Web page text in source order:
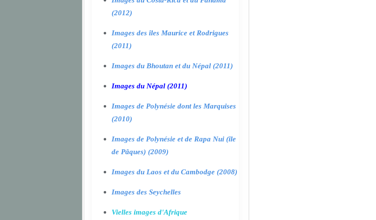
(2012)
Images des îles Maurice et Rodrigues
(2011)
Images du Bhoutan et du Népal (2011)
Images du Népal (2011)
Images de Polynésie dont les Marquises
(2010)
Images de Polynésie et de Rapa Nui (île
de Pâques) (2009)
Images du Laos et du Cambodge (2008)
Images des Seychelles
Vielles images d'Afrique